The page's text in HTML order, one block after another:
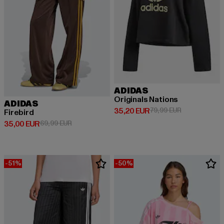
ADIDAS
Firebird
35,00 EUR
Ajankohtainen hinta: 35,00 EUR
69,99 EURKampanjahinta: 69,99 EUR
ADIDAS
Originals Nations
35,20 EUR
Ajankohtainen hinta: 35,20 EUR
79,99 EUR
-51% -50%